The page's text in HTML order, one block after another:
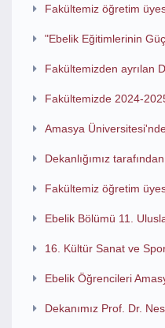
Fakültemiz öğretim
"Ebelik Eğitimlerinin
Fakültemizden ayrılan
Fakültemizde 2024-2025
Amasya
Dekanlığımız
Fakültemiz öğretim
Ebelik Bölümü 11.
16. Kültür Sanat ve
Ebelik Öğrencileri
Dekanımız Prof. Dr.